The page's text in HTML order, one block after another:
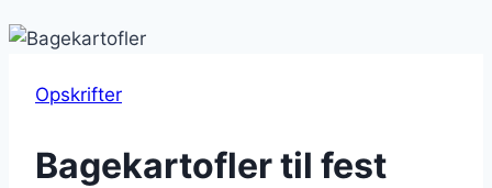
Opskrifter
Bagekartofler til fest